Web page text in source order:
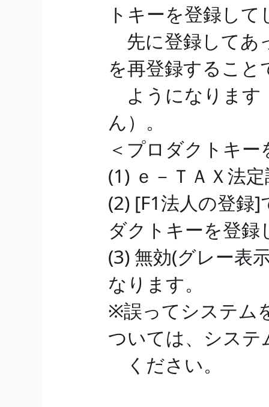
トキーを登録し
先に登録してあ
を再登録すること
ようになります
ん）。
＜プロダクトキ
(1) ｅ－ＴＡＸ法
(2) [F1法人の登録
ダクトキーを登録
(3) 無効(グレー表
なります。
※誤ってシステム
ついては、シス
ください。